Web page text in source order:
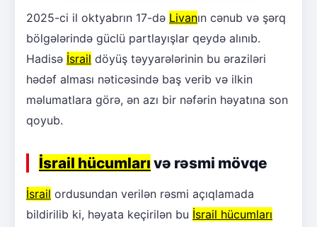
2025-ci il oktyabrın 17-də Livanın cənub və şərq
bölgələrində güclü partlayışlar qeydə alınıb.
Hadisə İsrail döyüş təyyarələrinin bu əraziləri
hədəf alması nəticəsində baş verib və ilkin
məlumatlara görə, ən azı bir nəfərin həyatına son
qoyub.
İsrail hücumları və rəsmi mövqe
İsrail ordusundan verilən rəsmi açıqlamada
bildirilib ki, həyata keçirilən bu İsrail hücumları